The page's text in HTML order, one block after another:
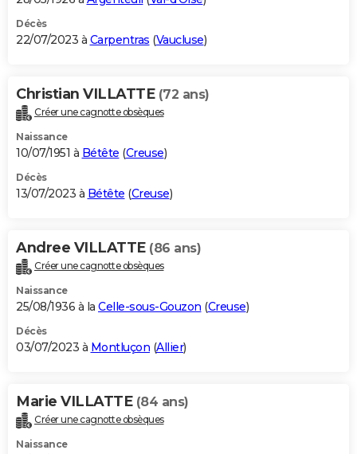
Décès
22/07/2023 à Carpentras (Vaucluse)
Christian VILLATTE (72 ans)
Créer une cagnotte obsèques
Naissance
10/07/1951 à Bétête (Creuse)
Décès
13/07/2023 à Bétête (Creuse)
Andree VILLATTE (86 ans)
Créer une cagnotte obsèques
Naissance
25/08/1936 à la Celle-sous-Gouzon (Creuse)
Décès
03/07/2023 à Montluçon (Allier)
Marie VILLATTE (84 ans)
Créer une cagnotte obsèques
Naissance